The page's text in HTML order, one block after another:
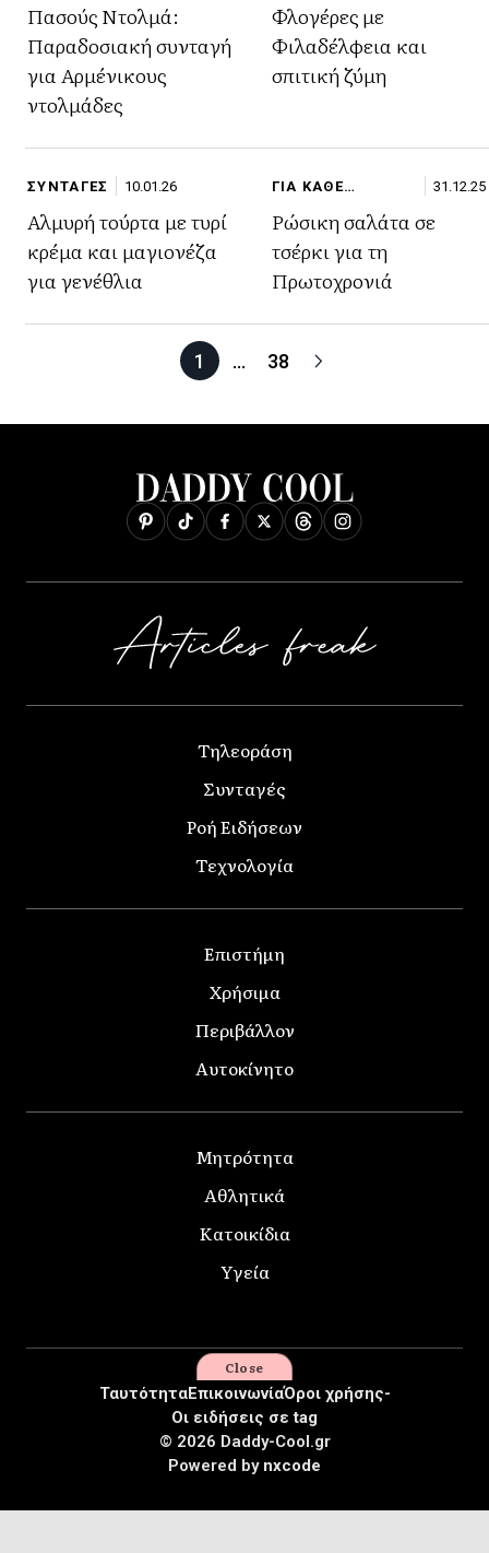
Πασούς Ντολμά:
Παραδοσιακή συνταγή
για Αρμένικους
ντολμάδες
Φλογέρες με
Φιλαδέλφεια και
σπιτική ζύμη
ΣΥΝΤΑΓΕΣ 10.01.26
Αλμυρή τούρτα με τυρί
κρέμα και μαγιονέζα
για γενέθλια
ΓΙΑ ΚΑΘΕ
31.12.25
Ρώσικη σαλάτα σε
τσέρκι για τη
Πρωτοχρονιά
1 … 38
Τηλεοράση
Συνταγές
Ροή Ειδήσεων
Τεχνολογία
Επιστήμη
Χρήσιμα
Περιβάλλον
Αυτοκίνητο
Μητρότητα
Αθλητικά
Κατοικίδια
Υγεία
© 2026 Daddy-Cool.gr
ΤαυτότηταΕπικοινωνίαΌροι χρήσης-
Οι ειδήσεις σε tag
Powered by nxcode
Close